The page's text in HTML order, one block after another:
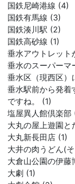
国鉄尼崎港線 (4)
国鉄有馬線 (3)
国鉄湊川駅 (2)
国鉄高砂線 (1)
垂水アウトレット
垂水のスーパーマ
垂水区（現西区）
垂水駅前から発着
ですね。 (1)
塩屋異人館倶楽部
大丸の屋上遊園と
大丸新長田店 (1)
大井の肉うどん(
大倉山公園の伊藤
大劇 (1)